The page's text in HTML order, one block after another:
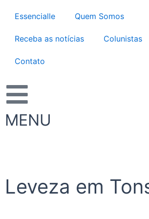
para
conteúdo
Essencialle Quem Somos
Receba as notícias Colunistas
Contato
MENU
Leveza em